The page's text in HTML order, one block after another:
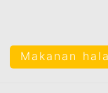
Makanan